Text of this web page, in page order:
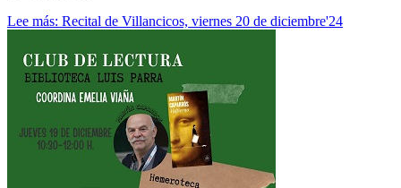
Lee más: Recital de Villancicos, viernes 20 de diciembre'24